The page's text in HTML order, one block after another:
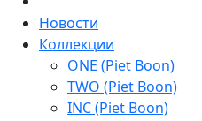
Новости
Коллекции
ONE (Piet Boon)
TWO (Piet Boon)
INC (Piet Boon)